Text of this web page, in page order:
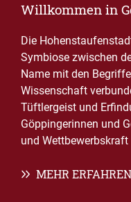
Willkommen in
Die
Symbiose zwischen
Name mit den
Wissenschaft
Tüftlergeist und
Göppingerinnen und
und Wettbewerbskraft
MEHR ERFAHREN